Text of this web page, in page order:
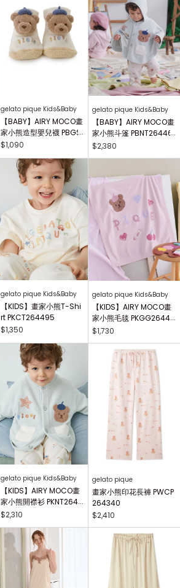
gelato pique Kids&Baby
【BABY】AIRY MOCO畫
家小熊造型嬰兒襪 PBGS
264415
$1,090
gelato pique Kids&Baby
【BABY】AIRY MOCO畫
家小熊斗篷 PBNT26446
4
$2,380
gelato pique Kids&Baby
【KIDS】畫家小熊T-Shi
rt PKCT264495
$1,350
gelato pique Kids&Baby
【KIDS】AIRY MOCO畫
家小熊毛毯 PKGG26441
7
$1,730
gelato pique Kids&Baby
【KIDS】AIRY MOCO畫
家小熊開襟衫 PKNT2644
63
$2,310
gelato pique
畫家小熊印花長褲 PWCP
264340
$2,410